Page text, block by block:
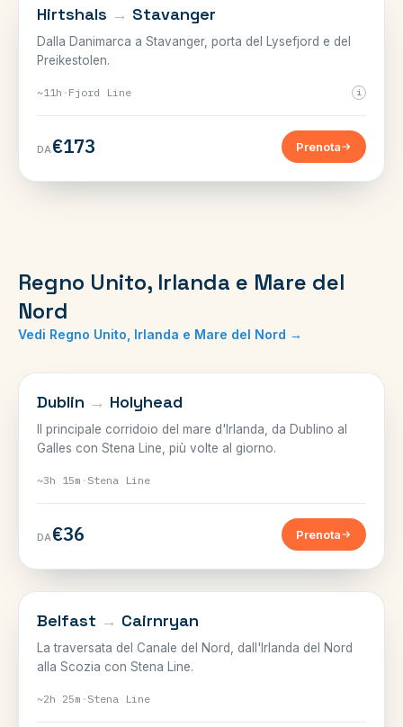
NORVEGIA
Hirtshals → Stavanger
Dalla Danimarca a Stavanger, porta del Lysefjord e del
Preikestolen.
~11h · Fjord Line i
DA€173 Prenota
Regno Unito, Irlanda e Mare del
Nord
Vedi Regno Unito, Irlanda e Mare del Nord →
MARE D'IRLANDA
Dublin → Holyhead
Il principale corridoio del mare d'Irlanda, da Dublino al
Galles con Stena Line, più volte al giorno.
~3h 15m · Stena Line
DA€36 Prenota
MARE D'IRLANDA
Belfast → Cairnryan
La traversata del Canale del Nord, dall'Irlanda del Nord
alla Scozia con Stena Line.
~2h 25m · Stena Line